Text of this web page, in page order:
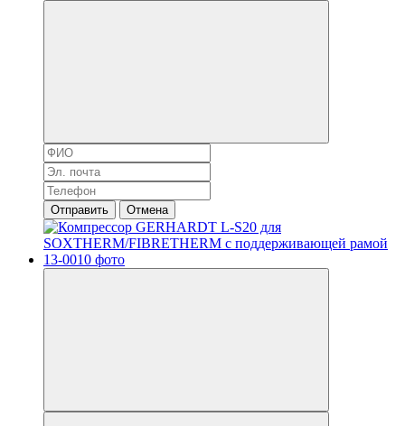
Отправить Отмена